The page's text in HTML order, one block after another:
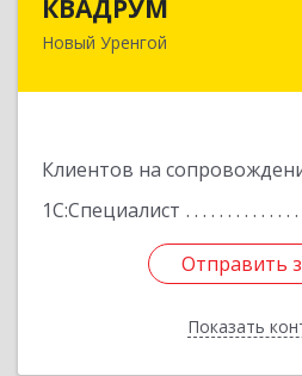
КВАДРУМ
Новый Уренгой
Клиентов на
1С:Специалист
Отправить
Показать
629309, Ямало-Ненецкий
Отправить
Назад